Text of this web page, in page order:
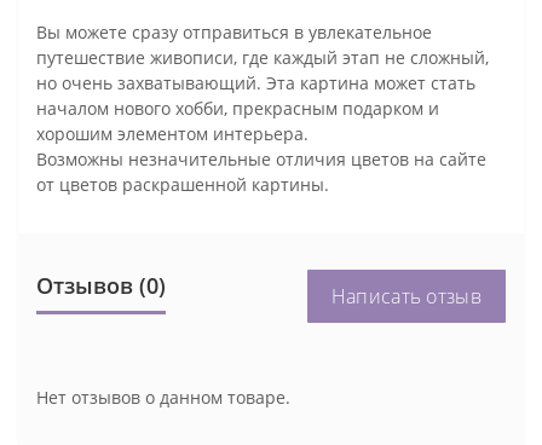
Вы можете сразу отправиться в увлекательное
путешествие живописи, где каждый этап не сложный,
но очень захватывающий. Эта картина может стать
началом нового хобби, прекрасным подарком и
хорошим элементом интерьера.
Возможны незначительные отличия цветов на сайте
от цветов раскрашенной картины.
Отзывов (0) Написать отзыв
Нет отзывов о данном товаре.